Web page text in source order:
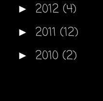
► 2012 (4)
► 2011 (12)
► 2010 (2)